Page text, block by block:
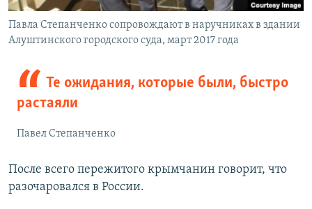
Павла Степанченко сопровождают в наручниках в здании
Алуштинского городского суда, март 2017 года
Те ожидания, которые были, быстро
растаяли
Павел Степанченко
После всего пережитого крымчанин говорит, что
разочаровался в России.